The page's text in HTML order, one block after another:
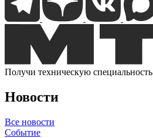
Получи техническую специальность
Новости
Все новости
Событие